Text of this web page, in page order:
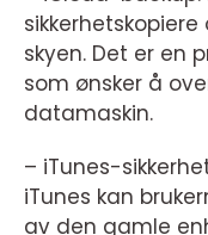
skyen. Det er en
som ønsker å
datamaskin.
– iTunes-
iTunes kan
av den gamle